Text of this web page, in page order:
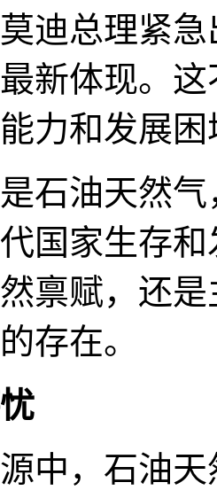
迪总理紧
新体现。
力和发展
石油天然
国家生存
禀赋，还
存在。
中，石油